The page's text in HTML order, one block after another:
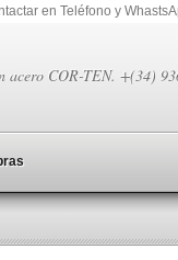
en Teléfono y
acero COR-TEN. +(34)